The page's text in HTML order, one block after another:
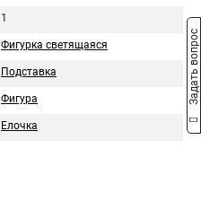
1
Фигурка светящаяся
Подставка
Фигура
Елочка
Задать вопрос